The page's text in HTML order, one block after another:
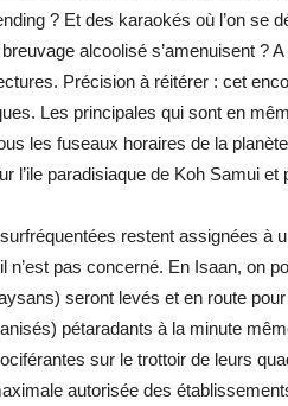
? Et des karaokés où l’on se
alcoolisé s’amenuisent ?
Précision à réitérer : cet
Les principales qui sont en
les fuseaux horaires de la
l’ile paradisiaque de Koh Samui
restent assignées à
n’est pas concerné. En Isaan, on
seront levés et en route
pétaradants à la minute
sur le trottoir de leurs
autorisée des